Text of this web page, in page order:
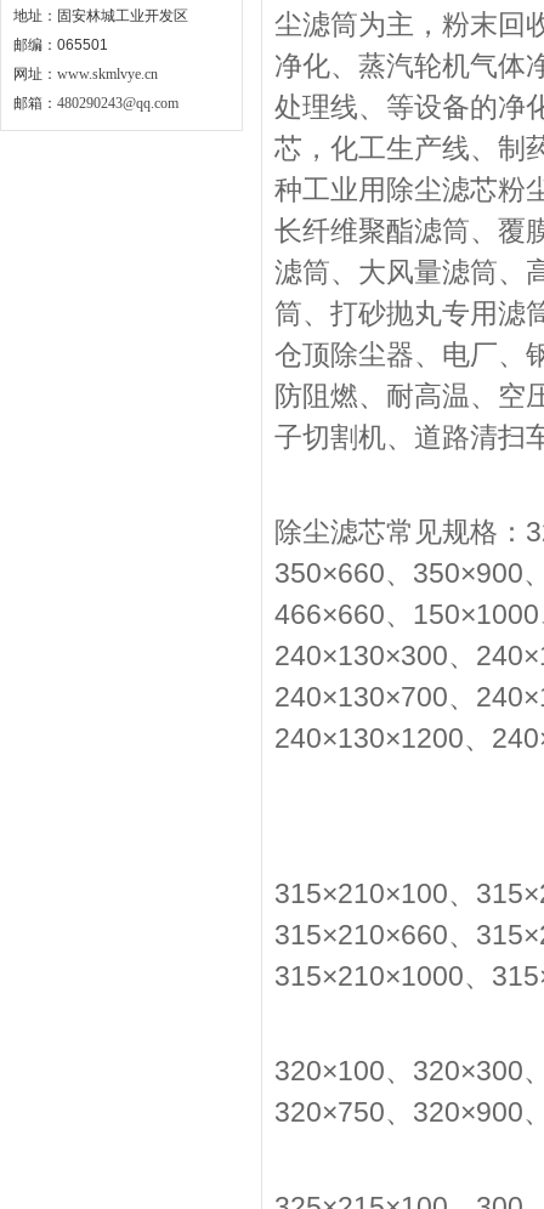
地址：固安林城工业开发区
邮编：065501
网址： www.skmlvye.cn
邮箱： 480290243@qq.com
尘滤筒为主，粉末回
净化、蒸汽轮机气体
处理线、等设备的净
芯，化工生产线、制
种工业用除尘滤芯粉
长纤维聚酯滤筒、覆
滤筒、大风量滤筒、
筒、打砂抛丸专用滤
仓顶除尘器、电厂、
防阻燃、耐高温、空
子切割机、道路清扫
除尘滤芯常见规格：
350×660、350×900
466×660、
240×130×300、
240×130×700、
240×130×1200、
315×210×100、
315×210×660、
315×210×1000、
320×100、320×300
320×750、320×900